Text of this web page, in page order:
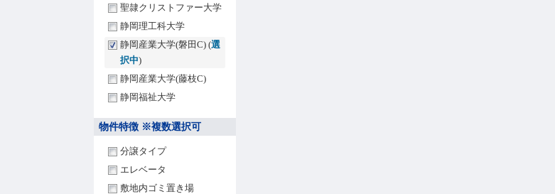
聖隷クリストファー大学
静岡理工科大学
静岡産業大学(磐田C) (選
択中)
静岡産業大学(藤枝C)
静岡福祉大学
物件特徴 ※複数選択可
分譲タイプ
エレベータ
敷地内ゴミ置き場